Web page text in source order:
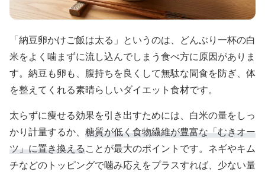
「納豆卵かけご飯は太る」というのは、どんぶり一杯の白
米をよく噛まずに流し込んでしまう食べ方に原因がありま
す。納豆も卵も、腹持ちを良くして無駄な間食を防ぎ、体
を整えてくれる素晴らしいダイエット食材です。
太らずに痩せる効果を引き出すためには、白米の量をしっ
かり計量するか、 糖質が低く食物繊維が豊富な「むきオー
ツ」に置き換えることが最大のポイントです。ネギやキム
チなどのトッピングで噛み応えをプラスすれば、少ない量